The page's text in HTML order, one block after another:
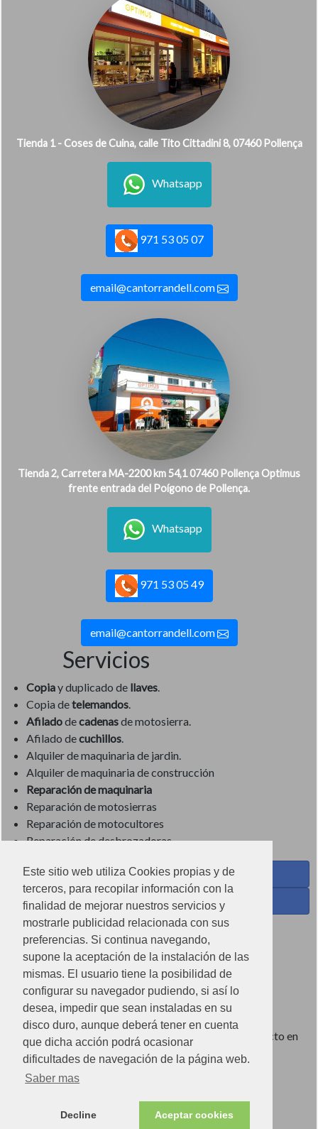
Este sitio web utiliza Cookies propias y de
terceros, para recopilar información con la
finalidad de mejorar nuestros servicios y
mostrarle publicidad relacionada con sus
preferencias. Si continua navegando,
supone la aceptación de la instalación de las
mismas. El usuario tiene la posibilidad de
configurar su navegador pudiendo, si así lo
desea, impedir que sean instaladas en su
disco duro, aunque deberá tener en cuenta
que dicha acción podrá ocasionar
dificultades de navegación de la página web.
Saber mas
Decline Aceptar cookies
Tienda 1 - Coses de Cuina, calle Tito Cittadini 8, 07460 Pollença
Whatsapp
971 53 05 07
email@cantorrandell.com
Tienda 2, Carretera MA-2200 km 54,1 07460 Pollença Optimus
frente entrada del Poígono de Pollença.
Whatsapp
971 53 05 49
email@cantorrandell.com
Servicios
Copiay duplicado de llaves.
Copia detelemandos.
Afiladodecadenasde motosierra.
Afilado decuchillos.
Alquiler de maquinaria de jardin.
Alquiler de maquinaria de construcción
Reparación de maquinaria
Reparación de motosierras
Reparación de motocultores
Reparación de desbrozadoras
Coses de Cuina - Menaje y hogar en Facebook
Ferreteria Torrandell en Facebook
Coses de Cuina en Instagram
Condiciones de uso
Poítica de redes sociales
Política de cookies
Imágenes no contractuales, pueden diferir de producto en
tienda.